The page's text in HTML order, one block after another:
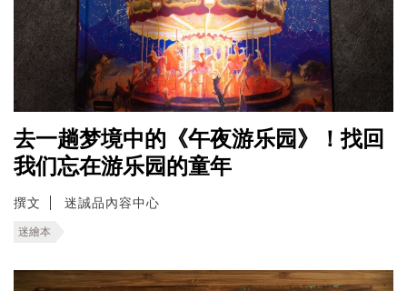
去一趟梦境中的《午夜游乐园》！找回
我们忘在游乐园的童年
撰文 迷誠品內容中心
迷繪本